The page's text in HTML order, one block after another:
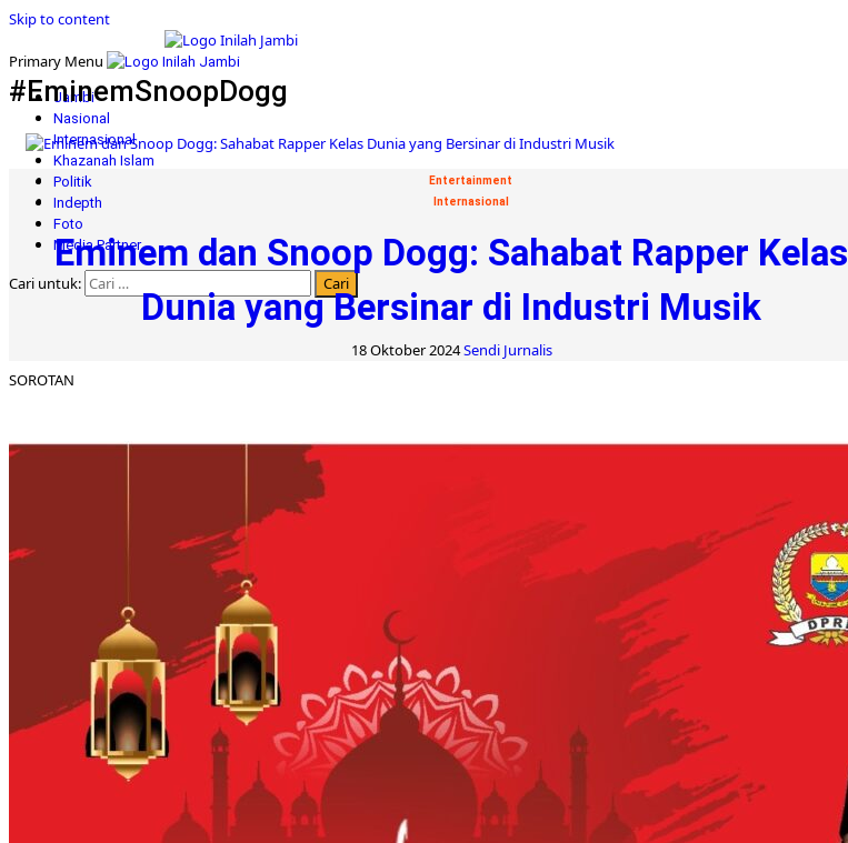
Skip to content
Primary Menu
Jambi
Nasional
Internasional
Khazanah Islam
Politik
Indepth
Foto
Media Partner
Cari untuk:
#EminemSnoopDogg
Entertainment
Internasional
Eminem dan Snoop Dogg: Sahabat Rapper Kelas
Dunia yang Bersinar di Industri Musik
18 Oktober 2024Sendi Jurnalis
SOROTAN